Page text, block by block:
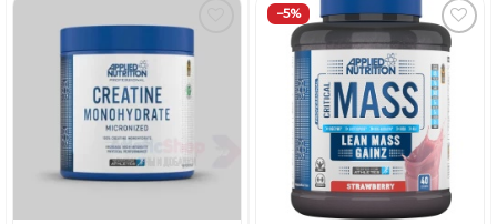
Опции
можно
выбрать
странице
товара.
Опции
можно
выбрать
странице
товара.
Добавить
Вишлист
−5%
Добавить
в
Вишлист